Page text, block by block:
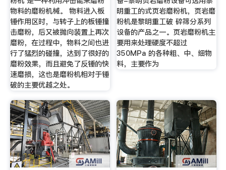
物料的磨粉机械。 物料进入板
锤作用区时，与转子上的板锤撞
击磨粉，后又被抛向装置上再次
磨粉，在过程中，物料之间也进
行了猛烈的碰撞，达到了很好的
磨粉效果，而且避免了反锤的快
速磨损，这也是磨粉机相对于锤
破的主要优越之处。
明重工的式页岩磨粉机，页岩磨
粉机是黎明重工破 碎筛分系列
设备的产品之一。页岩磨粉机主
要用来处理硬度不超过
350MPa 的各种粗、中、细物
料，主要作为